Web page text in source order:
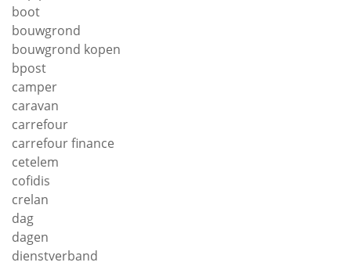
boot
bouwgrond
bouwgrond kopen
bpost
camper
caravan
carrefour
carrefour finance
cetelem
cofidis
crelan
dag
dagen
dienstverband